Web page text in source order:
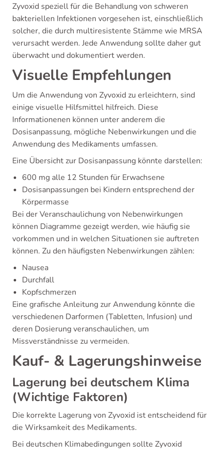
Zyvoxid speziell für die Behandlung von schweren
bakteriellen Infektionen vorgesehen ist, einschließlich
solcher, die durch multiresistente Stämme wie MRSA
verursacht werden. Jede Anwendung sollte daher gut
überwacht und dokumentiert werden.
Visuelle Empfehlungen
Um die Anwendung von Zyvoxid zu erleichtern, sind
einige visuelle Hilfsmittel hilfreich. Diese
Informationenen können unter anderem die
Dosisanpassung, mögliche Nebenwirkungen und die
Anwendung des Medikaments umfassen.
Eine Übersicht zur Dosisanpassung könnte darstellen:
600 mg alle 12 Stunden für Erwachsene
Dosisanpassungen bei Kindern entsprechend der
Körpermasse
Bei der Veranschaulichung von Nebenwirkungen
können Diagramme gezeigt werden, wie häufig sie
vorkommen und in welchen Situationen sie auftreten
können. Zu den häufigsten Nebenwirkungen zählen:
Nausea
Durchfall
Kopfschmerzen
Eine grafische Anleitung zur Anwendung könnte die
verschiedenen Darformen (Tabletten, Infusion) und
deren Dosierung veranschaulichen, um
Missverständnisse zu vermeiden.
Kauf- & Lagerungshinweise
Lagerung bei deutschem Klima
(Wichtige Faktoren)
Die korrekte Lagerung von Zyvoxid ist entscheidend für
die Wirksamkeit des Medikaments.
Bei deutschen Klimabedingungen sollte Zyvoxid